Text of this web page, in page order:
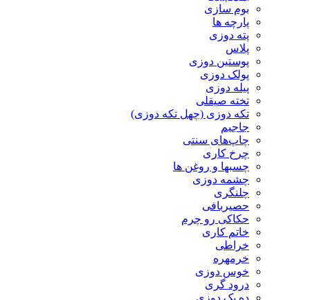
بوم سازی
پارچه ها
پته دوزی
پلاس
پوستین دوزی
پولک دوزی
پیله دوزی
تخته صیقلی
تکه دوزی (چهل تکه دوزی)
جاجیم
چاپ‌های سنتی
چرخ کاری
چسبها و روغن ها
چشمه دوزی
چلنگری
حصیربافی
حکاکی رو چرم
خاتم کاری
خراطی
خرمهره
خوس دوزی
درود گری